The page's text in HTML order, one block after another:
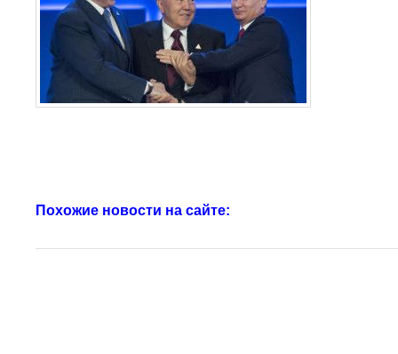
Похожие новости на сайте: